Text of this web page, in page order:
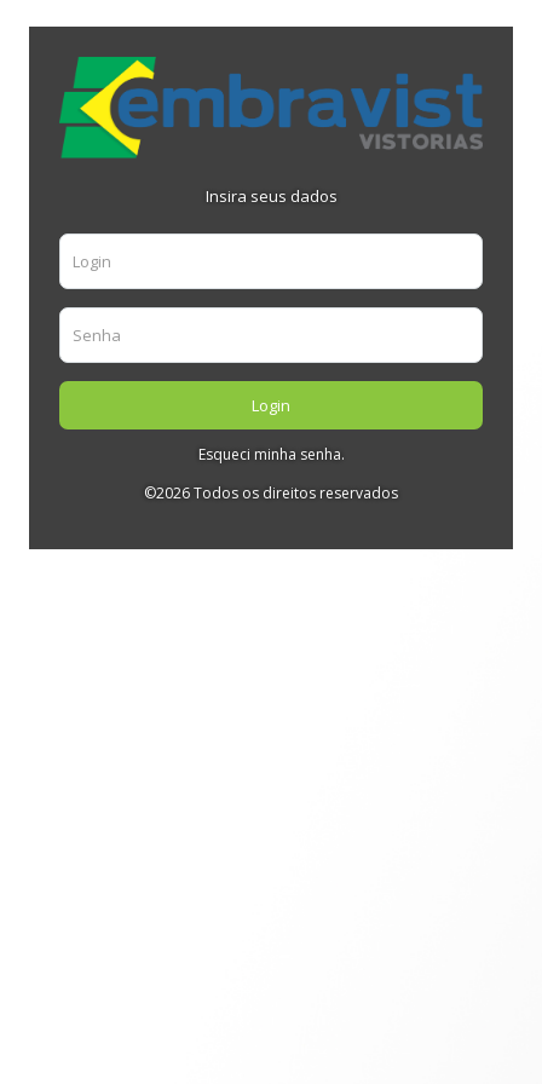
Insira seus dados
Login
Esqueci minha senha.
©2026 Todos os direitos reservados